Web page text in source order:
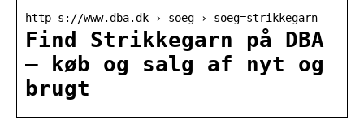
http s://www.dba.dk › soeg › soeg=strikkegarn
Find Strikkegarn på DBA
– køb og salg af nyt og
brugt